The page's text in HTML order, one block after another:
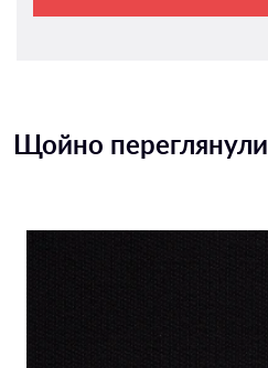
Щойно переглянули